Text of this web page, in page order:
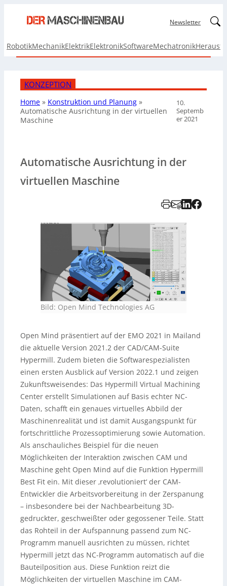
Newsletter
RobotikMechanikElektrikElektronikSoftwareMechatronik
KONZEPTION
Home » Konstruktion und Planung »
Automatische Ausrichtung in der virtuellen
Maschine
10.
Septemb
er 2021
Automatische Ausrichtung in der
virtuellen Maschine
Bild: Open Mind Technologies AG
Open Mind präsentiert auf der EMO 2021 in Mailand
die aktuelle Version 2021.2 der CAD/CAM-Suite
Hypermill. Zudem bieten die Softwarespezialisten
einen ersten Ausblick auf Version 2022.1 und zeigen
Zukunftsweisendes: Das Hypermill Virtual Machining
Center erstellt Simulationen auf Basis echter NC-
Daten, schafft ein genaues virtuelles Abbild der
Maschinenrealität und ist damit Ausgangspunkt für
fortschrittliche Prozessoptimierung sowie Automation.
Als anschauliches Beispiel für die neuen
Möglichkeiten der Interaktion zwischen CAM und
Maschine geht Open Mind auf die Funktion Hypermill
Best Fit ein. Mit dieser ‚revolutioniert‘ der CAM-
Entwickler die Arbeitsvorbereitung in der Zerspanung
– insbesondere bei der Nachbearbeitung 3D-
gedruckter, geschweißter oder gegossener Teile. Statt
das Rohteil in der Aufspannung passend zum NC-
Programm manuell ausrichten zu müssen, richtet
Hypermill jetzt das NC-Programm automatisch auf die
Bauteilposition aus. Diese Funktion reizt die
Möglichkeiten der virtuellen Maschine im CAM-